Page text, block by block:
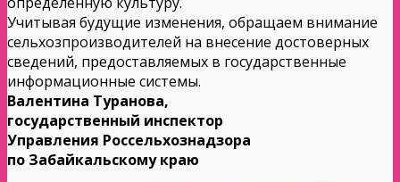
Учитывая будущие изменения, обращаем внимание
сельхозпроизводителей на внесение достоверных
сведений, предоставляемых в государственные
информационные системы.
Валентина Туранова,
государственный инспектор
Управления Россельхознадзора
по Забайкальскому краю